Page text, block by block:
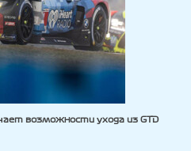
возможности ухода из GTD